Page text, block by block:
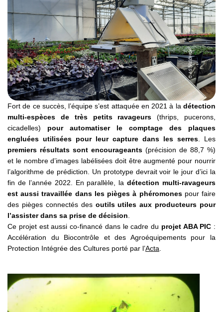
Fort de ce succès, l’équipe s’est attaquée en 2021 à la détection
multi-espèces de très petits ravageurs (thrips, pucerons,
cicadelles) pour automatiser le comptage des plaques
engluées utilisées pour leur capture dans les serres . Les
premiers résultats sont encourageants (précision de 88,7 %)
et le nombre d’images labélisées doit être augmenté pour nourrir
l’algorithme de prédiction. Un prototype devrait voir le jour d’ici la
fin de l’année 2022. En parallèle, ladétection multi-ravageurs
est aussi travaillée dans les pièges à phéromonespour faire
des pièges connectés des outils utiles aux producteurs pour
l’assister dans sa prise de décision
Ce projet est aussi co-financé dans le cadre du projet ABA PIC :
Accélération du Biocontrôle et des Agroéquipements pour la
Protection Intégrée des Cultures porté par l’Acta